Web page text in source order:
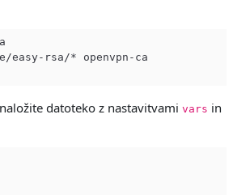
easy-rsa/* openvpn-ca
datoteko z nastavitvami vars in